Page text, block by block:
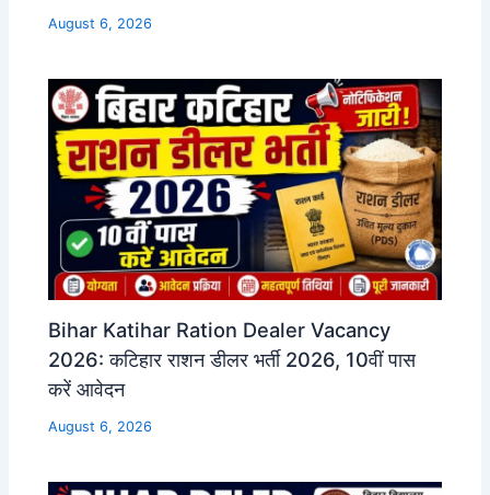
August 6, 2026
Bihar Katihar Ration Dealer Vacancy
2026: कटिहार राशन डीलर भर्ती 2026, 10वीं पास
करें आवेदन
August 6, 2026